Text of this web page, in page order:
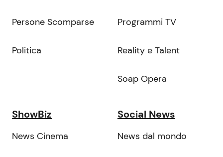
Persone Scomparse
Politica
Programmi TV
Reality e Talent
Soap Opera
ShowBiz
News Cinema
Social News
News dal mondo